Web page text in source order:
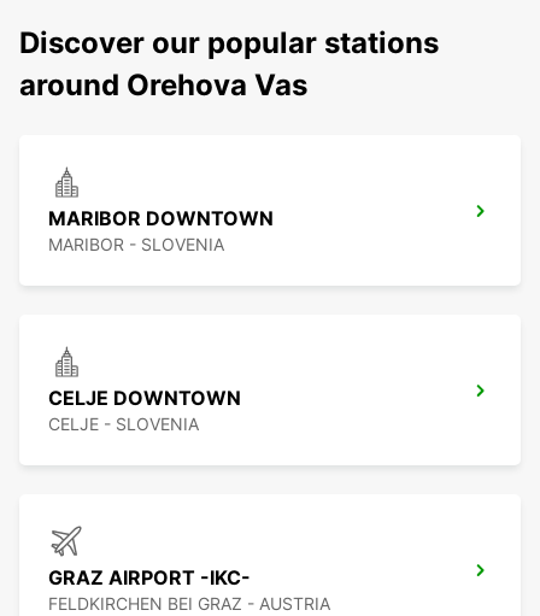
Discover our popular stations
around Orehova Vas
MARIBOR DOWNTOWN
MARIBOR - SLOVENIA
CELJE DOWNTOWN
CELJE - SLOVENIA
GRAZ AIRPORT -IKC-
FELDKIRCHEN BEI GRAZ - AUSTRIA